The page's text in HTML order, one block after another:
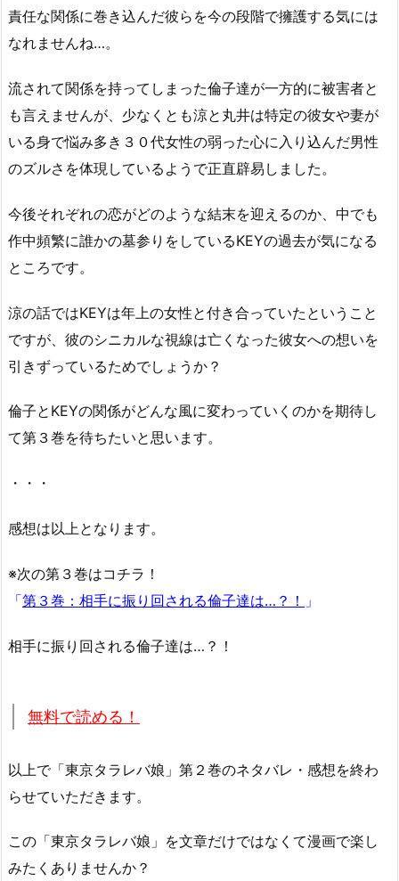
責任な関係に巻き込んだ彼らを今の段階で擁護する気には
なれませんね…。
流されて関係を持ってしまった倫子達が一方的に被害者と
も言えませんが、少なくとも涼と丸井は特定の彼女や妻が
いる身で悩み多き３０代女性の弱った心に入り込んだ男性
のズルさを体現しているようで正直辟易しました。
今後それぞれの恋がどのような結末を迎えるのか、中でも
作中頻繁に誰かの墓参りをしているKEYの過去が気になる
ところです。
涼の話ではKEYは年上の女性と付き合っていたということ
ですが、彼のシニカルな視線は亡くなった彼女への想いを
引きずっているためでしょうか？
倫子とKEYの関係がどんな風に変わっていくのかを期待し
て第３巻を待ちたいと思います。
・・・
感想は以上となります。
※次の第３巻はコチラ！
「第３巻：相手に振り回される倫子達は…？！ 」
相手に振り回される倫子達は…？！
無料で読める！
以上で「東京タラレバ娘」第２巻のネタバレ・感想を終わ
らせていただきます。
この「東京タラレバ娘」を文章だけではなくて漫画で楽し
みたくありませんか？